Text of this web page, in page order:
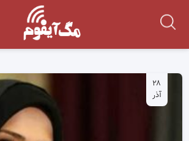
۲۸
آذر